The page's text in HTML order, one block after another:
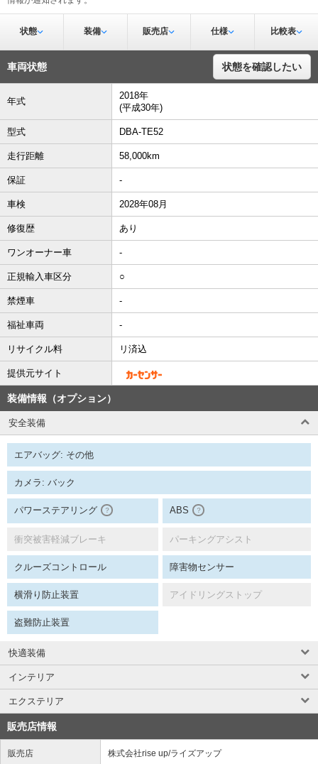
状態 装備 販売店 仕様 比較表
車両状態 状態を確認したい
年式
2018年
(平成30年)
型式 DBA-TE52
走行距離 58,000km
保証 -
車検 2028年08月
修復歴 あり
ワンオーナー車 -
正規輸入車区分 ○
禁煙車 -
福祉車両 -
リサイクル料 リ済込
提供元サイト
装備情報（オプション）
安全装備
エアバッグ: その他
カメラ: バック
パワーステアリング ？ ABS ？
衝突被害軽減ブレーキ パーキングアシスト
クルーズコントロール 障害物センサー
横滑り防止装置 アイドリングストップ
盗難防止装置
快適装備
インテリア
エクステリア
販売店情報
販売店 株式会社rise up/ライズアップ